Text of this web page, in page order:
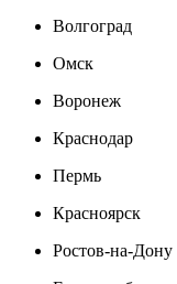
Волгоград
Омск
Воронеж
Краснодар
Пермь
Красноярск
Ростов-на-Дону